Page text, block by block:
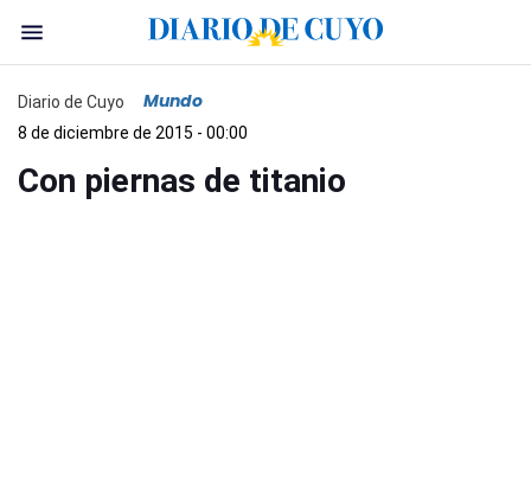
Diario de Cuyo Mundo
8 de diciembre de 2015 - 00:00
Con piernas de titanio